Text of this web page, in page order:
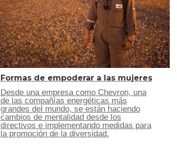
Formas de empoderar a las mujeres
Desde una empresa como Chevron, una
de las compañías energéticas más
grandes del mundo, se están haciendo
cambios de mentalidad desde los
directivos e implementando medidas para
la promoción de la diversidad.